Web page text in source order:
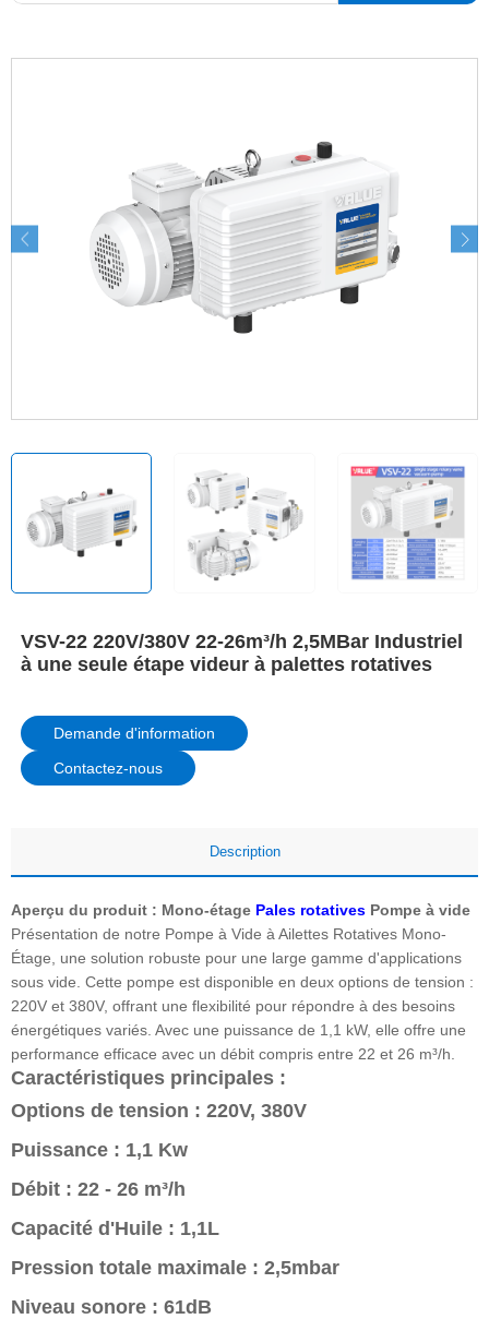
VSV-22 220V/380V 22-26m³/h 2,5MBar Industriel
à une seule étape videur à palettes rotatives
Demande d'information
Contactez-nous
Description
Aperçu du produit : Mono-étage Pales rotatives Pompe à vide
Présentation de notre Pompe à Vide à Ailettes Rotatives Mono-
Étage, une solution robuste pour une large gamme d'applications
sous vide. Cette pompe est disponible en deux options de tension :
220V et 380V, offrant une flexibilité pour répondre à des besoins
énergétiques variés. Avec une puissance de 1,1 kW, elle offre une
performance efficace avec un débit compris entre 22 et 26 m³/h.
Caractéristiques principales :
Options de tension : 220V, 380V
Puissance : 1,1 Kw
Débit : 22 - 26 m³/h
Capacité d'Huile : 1,1L
Pression totale maximale : 2,5mbar
Niveau sonore : 61dB